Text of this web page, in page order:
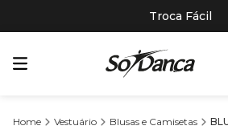
Troca Fácil
Vestuário Blusas e Camisetas